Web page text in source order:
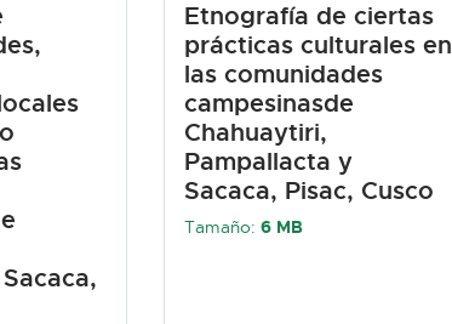
Etnografía de ciertas
prácticas culturales en
las comunidades
campesinasde
Chahuaytiri,
Pampallacta y
Sacaca, Pisac, Cusco
Tamaño: 6 MB